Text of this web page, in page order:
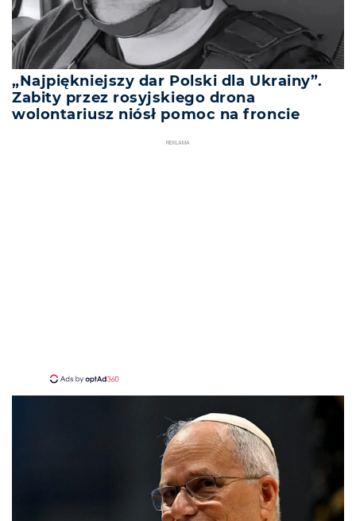
„Najpiękniejszy dar Polski dla Ukrainy”.
Zabity przez rosyjskiego drona
wolontariusz niósł pomoc na froncie
REKLAMA